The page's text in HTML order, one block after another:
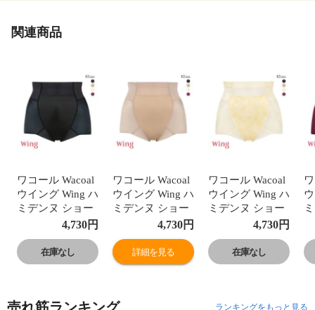
関連商品
ワコール Wacoal
ウイング Wing ハ
ミデンヌ ショー
ト丈ガードル お
プアップ
4,730円
在庫なし
ワコール Wacoal
ウイング Wing ハ
ミデンヌ ショー
ト丈ガードル お
プアップ
4,730円
詳細を見る
ワコール Wacoal
ウイング Wing ハ
ミデンヌ ショー
ト丈ガードル お
プアップ
4,730円
在庫なし
ランキングをもっと見る